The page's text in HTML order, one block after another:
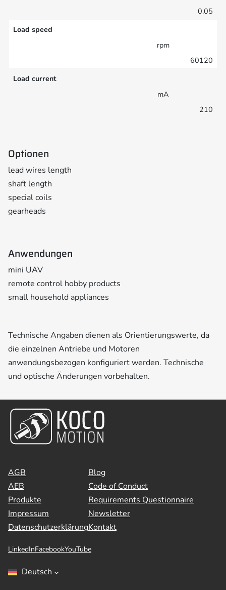
0.05
Load speed
rpm
60120
Load current
mA
210
Optionen
lead wires length
shaft length
special coils
gearheads
Anwendungen
mini UAV
remote control hobby products
small household appliances
Technische Angaben dienen als Orientierungswerte, da
die einzelnen Antriebe und Motoren
anwendungsbezogen konfiguriert werden. Technische
und optische Änderungen vorbehalten.
AGB
AEB
Produkte
Impressum
Datenschutzerklärung
Blog
Code of Conduct
Requirements Questionnaire
Newsletter
Kontakt
LinkedInFacebookYouTube
Deutsch